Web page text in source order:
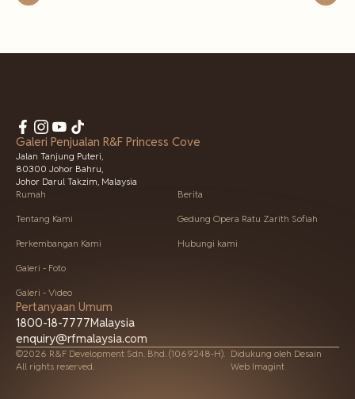
Galeri Penjualan R&F Princess Cove
Jalan Tanjung Puteri,
80300 Johor Bahru,
Johor Darul Takzim, Malaysia
Rumah
Tentang Kami
Perkembangan Kami
Galeri - Foto
Galeri - Video
Berita
Gedung Opera Ratu Zarith Sofiah
Hubungi kami
Pertanyaan Umum
1800-18-7777Malaysia
enquiry@rfmalaysia.com
©2026 R&F Development Sdn. Bhd. (1069248-H).
All rights reserved.
Didukung oleh Desain
Web Imagint